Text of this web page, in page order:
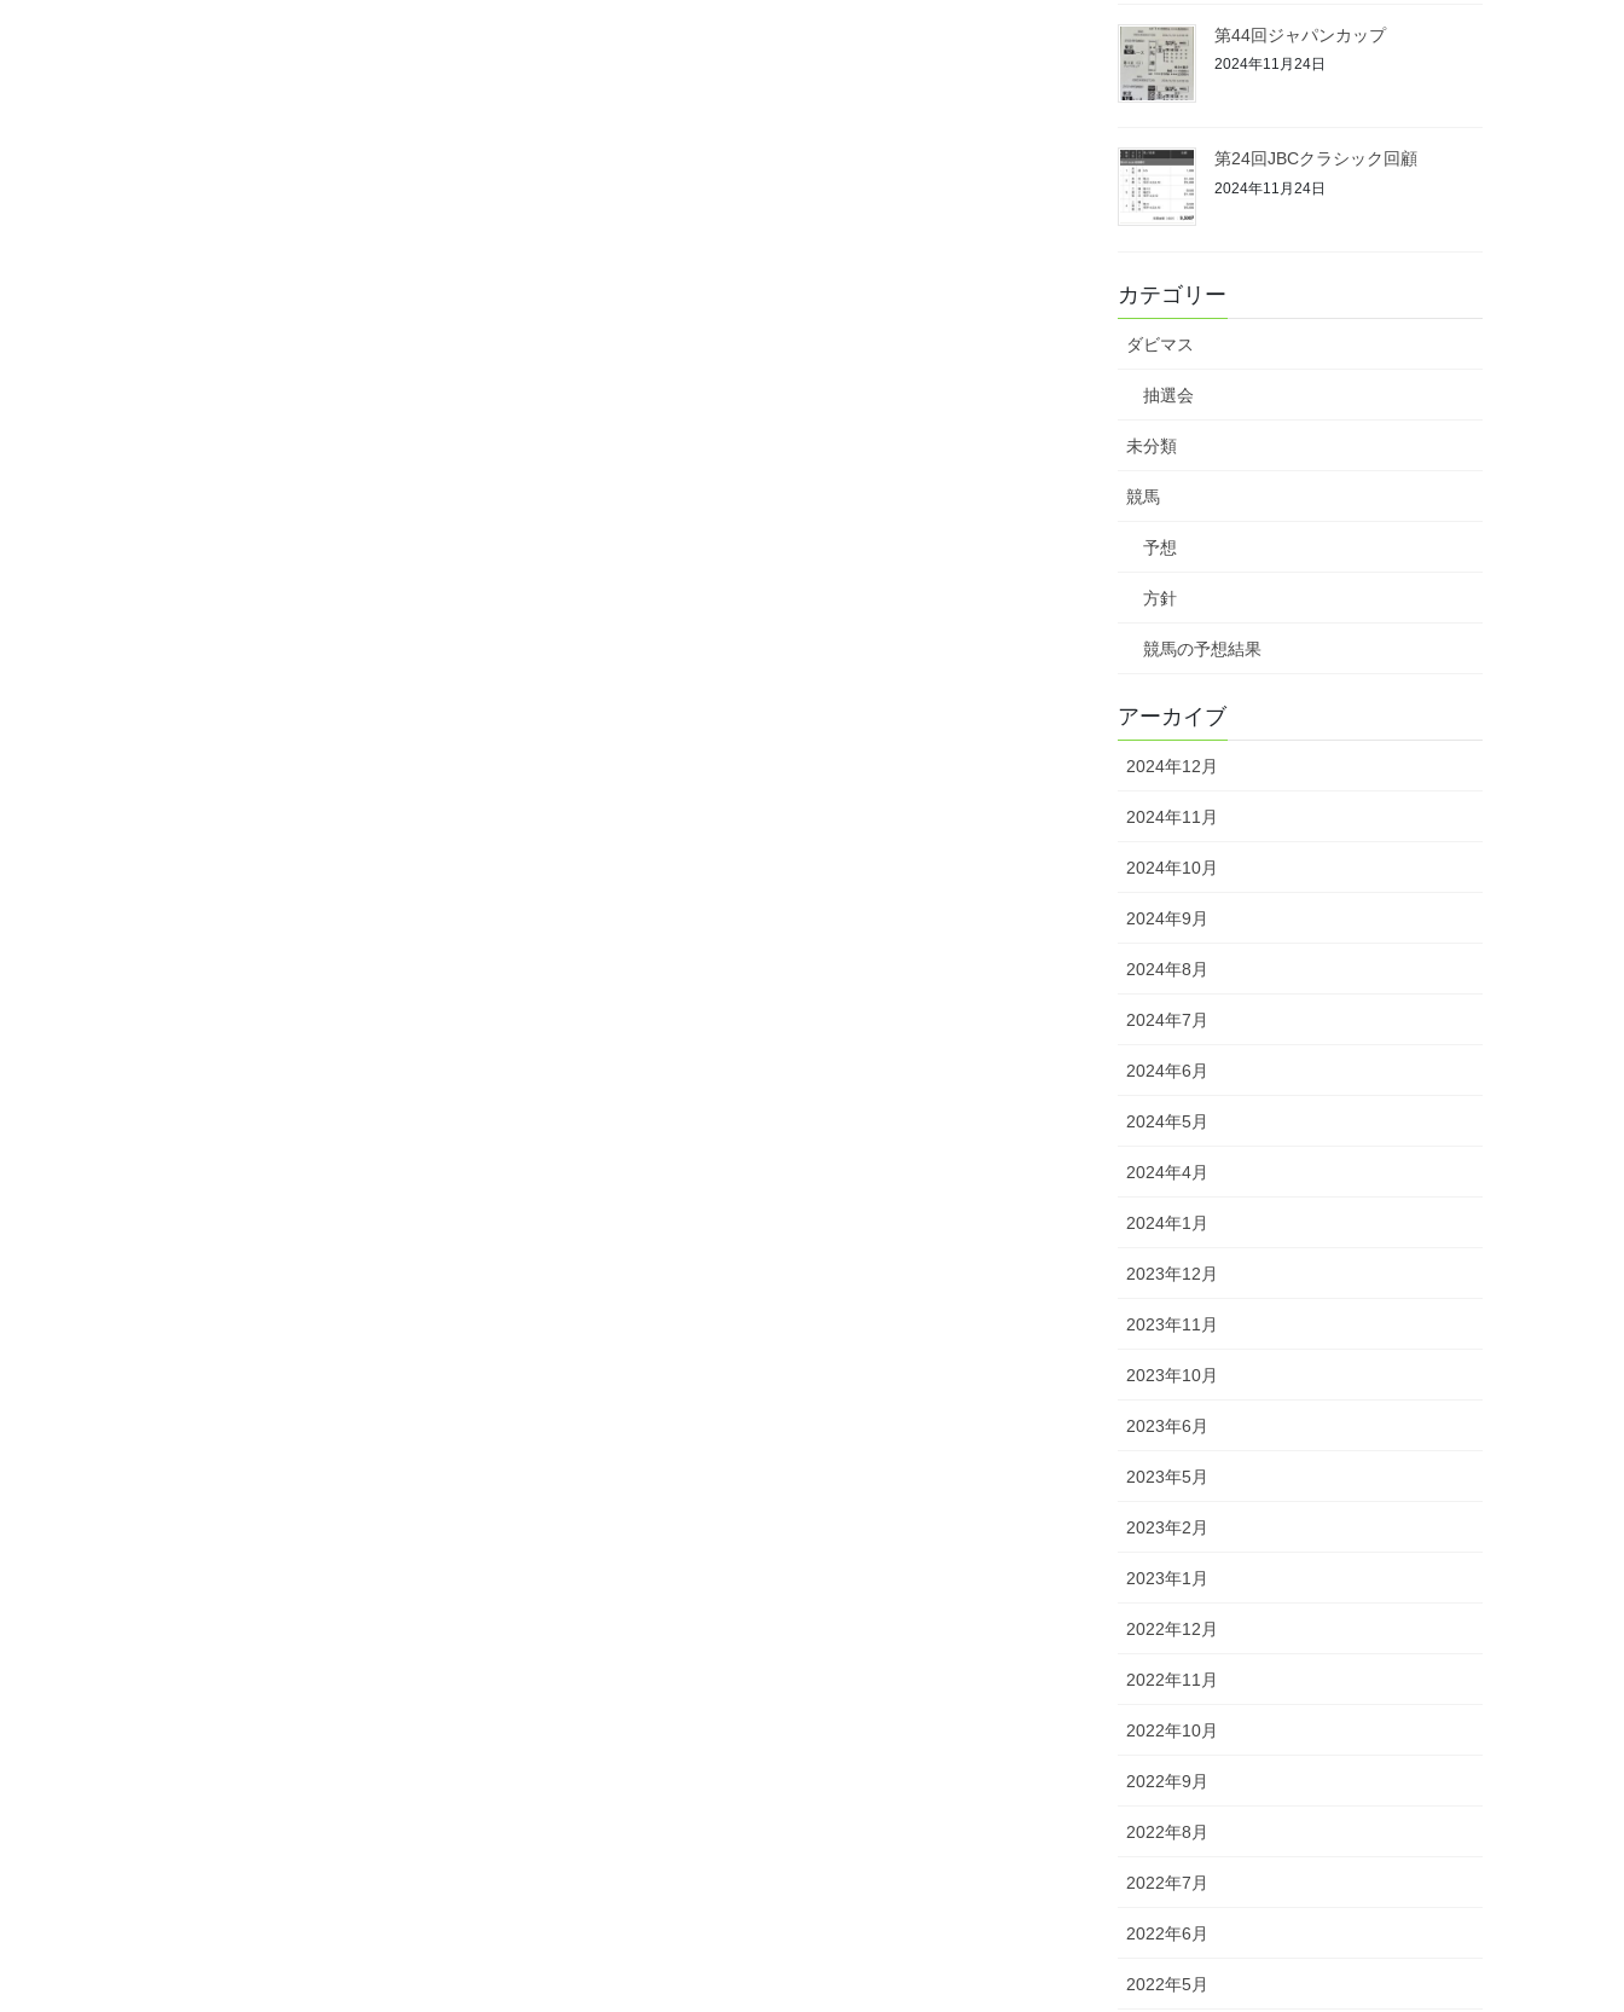
第44回ジャパンカップ
2024年11月24日
第24回JBCクラシック回顧
2024年11月24日
カテゴリー
ダビマス
抽選会
未分類
競馬
予想
方針
競馬の予想結果
アーカイブ
2024年12月
2024年11月
2024年10月
2024年9月
2024年8月
2024年7月
2024年6月
2024年5月
2024年4月
2024年1月
2023年12月
2023年11月
2023年10月
2023年6月
2023年5月
2023年2月
2023年1月
2022年12月
2022年11月
2022年10月
2022年9月
2022年8月
2022年7月
2022年6月
2022年5月